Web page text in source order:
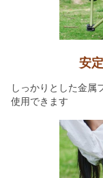
安
しっかりとした金属
使用できます